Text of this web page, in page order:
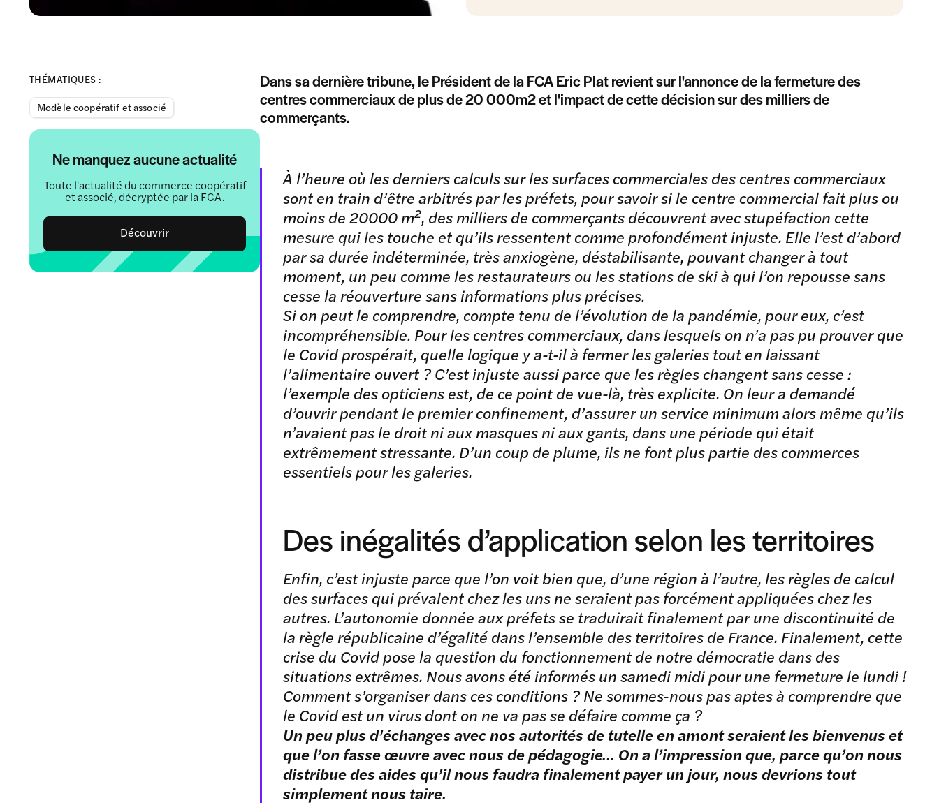
THÉMATIQUES :
Modèle coopératif et associé
Ne manquez aucune actualité
Toute l'actualité du commerce coopératif
et associé, décryptée par la FCA.
Découvrir
Dans sa dernière tribune, le Président de la FCA Eric Plat revient sur l'annonce de la fermeture des
centres commerciaux de plus de 20 000m2 et l'impact de cette décision sur des milliers de
commerçants.
À l’heure où les derniers calculs sur les surfaces commerciales des centres commerciaux
sont en train d’être arbitrés par les préfets, pour savoir si le centre commercial fait plus ou
moins de 20000 m2, des milliers de commerçants découvrent avec stupéfaction cette
mesure qui les touche et qu’ils ressentent comme profondément injuste. Elle l’est d’abord
par sa durée indéterminée, très anxiogène, déstabilisante, pouvant changer à tout
moment, un peu comme les restaurateurs ou les stations de ski à qui l’on repousse sans
cesse la réouverture sans informations plus précises.
Si on peut le comprendre, compte tenu de l’évolution de la pandémie, pour eux, c’est
incompréhensible. Pour les centres commerciaux, dans lesquels on n’a pas pu prouver que
le Covid prospérait, quelle logique y a-t-il à fermer les galeries tout en laissant
l’alimentaire ouvert ? C’est injuste aussi parce que les règles changent sans cesse :
l’exemple des opticiens est, de ce point de vue-là, très explicite. On leur a demandé
d’ouvrir pendant le premier confinement, d’assurer un service minimum alors même qu’ils
n’avaient pas le droit ni aux masques ni aux gants, dans une période qui était
extrêmement stressante. D’un coup de plume, ils ne font plus partie des commerces
essentiels pour les galeries.
Des inégalités d’application selon les territoires
Enfin, c’est injuste parce que l’on voit bien que, d’une région à l’autre, les règles de calcul
des surfaces qui prévalent chez les uns ne seraient pas forcément appliquées chez les
autres. L’autonomie donnée aux préfets se traduirait finalement par une discontinuité de
la règle républicaine d’égalité dans l’ensemble des territoires de France. Finalement, cette
crise du Covid pose la question du fonctionnement de notre démocratie dans des
situations extrêmes. Nous avons été informés un samedi midi pour une fermeture le lundi !
Comment s’organiser dans ces conditions ? Ne sommes-nous pas aptes à comprendre que
le Covid est un virus dont on ne va pas se défaire comme ça ?
Un peu plus d’échanges avec nos autorités de tutelle en amont seraient les bienvenus et
que l’on fasse œuvre avec nous de pédagogie… On a l’impression que, parce qu’on nous
distribue des aides qu’il nous faudra finalement payer un jour, nous devrions tout
simplement nous taire.